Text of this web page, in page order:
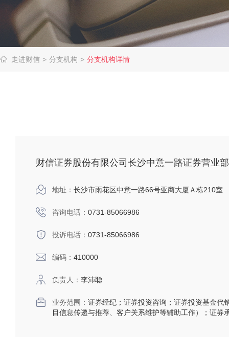
走进财信 > 分支机构 > 分支机构详情
财信证券股份有限公司长沙中意一路证券营业部
地址： 长沙市雨花区中意一路66号亚商大厦Ａ栋210室
咨询电话： 0731-85066986
投诉电话： 0731-85066986
编码： 410000
负责人： 李沛聪
业务范围： 证券经纪；证券投资咨询；证券投资基金代
目信息传递与推荐、客户关系维护等辅助工作）；证